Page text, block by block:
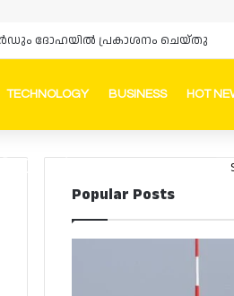
TECHNOLOGY BUSINESS HOT
FacebookInstagram
Telegram
Whatsapp
Popular Posts